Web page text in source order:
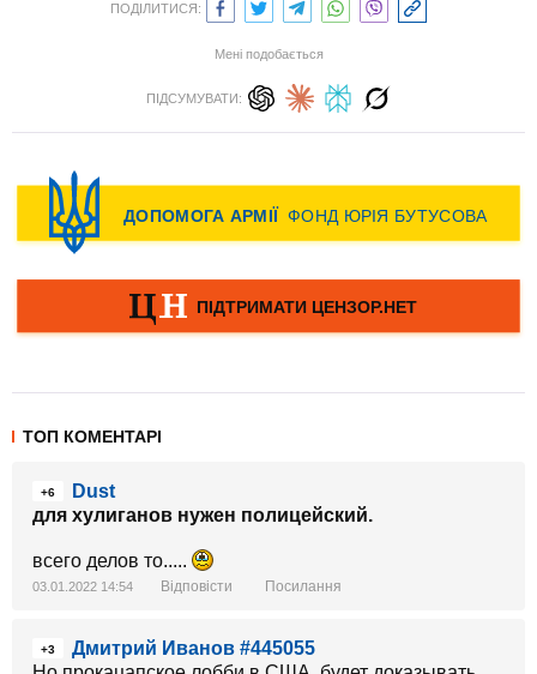
ПОДІЛИТИСЯ:
Мені подобається
ПІДСУМУВАТИ:
ТОП КОМЕНТАРІ
+6
Dust
для хулиганов нужен полицейский.
всего делов то.....
03.01.2022 14:54 Відповісти Посилання
+3
Дмитрий Иванов #445055